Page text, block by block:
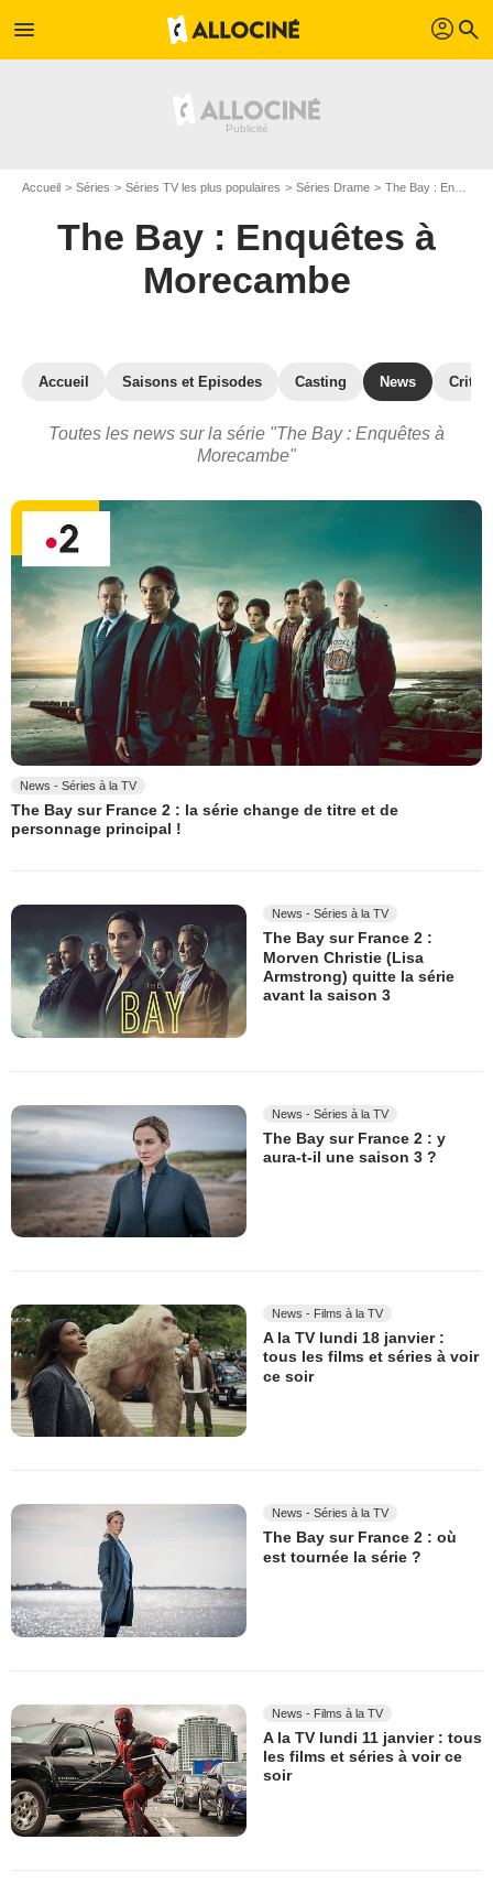
menu profil search
Accueil Séries Séries TV les plus populaires Séries Drame The Bay : Enquêtes à Morecambe
The Bay : Enquêtes à
Morecambe
Accueil Saisons et Episodes Casting News
Toutes les news sur la série "The Bay : Enquêtes à
Morecambe"
News - Séries à la TV
The Bay sur France 2 : la série change de titre et de
personnage principal !
News - Séries à la TV
The Bay sur France 2 :
Morven Christie (Lisa
Armstrong) quitte la série
avant la saison 3
News - Séries à la TV
The Bay sur France 2 : y
aura-t-il une saison 3 ?
News - Films à la TV
A la TV lundi 18 janvier :
tous les films et séries à voir
ce soir
News - Séries à la TV
The Bay sur France 2 : où
est tournée la série ?
News - Films à la TV
A la TV lundi 11 janvier : tous
les films et séries à voir ce
soir